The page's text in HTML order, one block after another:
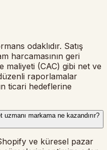
odaklıdır. Satış
harcamasının geri
maliyeti (CAC) gibi net ve
raporlamalar
ticari hedeflerine
markama ne kazandırır?
ve küresel pazar